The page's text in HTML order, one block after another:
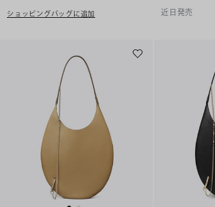
ショッピングバッグに追加 近日発売